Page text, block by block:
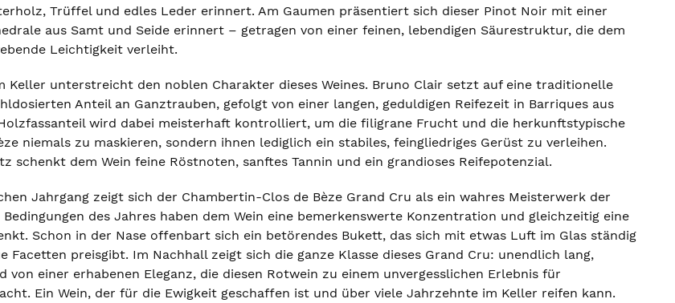
Trüffel und edles Leder erinnert. Am Gaumen präsentiert sich dieser Pinot Noir mit einer
aus Samt und Seide erinnert – getragen von einer feinen, lebendigen Säurestruktur, die dem
Leichtigkeit verleiht.
Keller unterstreicht den noblen Charakter dieses Weines. Bruno Clair setzt auf eine traditionelle
Anteil an Ganztrauben, gefolgt von einer langen, geduldigen Reifezeit in Barriques aus
wird dabei meisterhaft kontrolliert, um die filigrane Frucht und die herkunftstypische
niemals zu maskieren, sondern ihnen lediglich ein stabiles, feingliedriges Gerüst zu verleihen.
schenkt dem Wein feine Röstnoten, sanftes Tannin und ein grandioses Reifepotenzial.
Jahrgang zeigt sich der Chambertin-Clos de Bèze Grand Cru als ein wahres Meisterwerk der
des Jahres haben dem Wein eine bemerkenswerte Konzentration und gleichzeitig eine
Schon in der Nase offenbart sich ein betörendes Bukett, das sich mit etwas Luft im Glas ständig
Facetten preisgibt. Im Nachhall zeigt sich die ganze Klasse dieses Grand Cru: unendlich lang,
von einer erhabenen Eleganz, die diesen Rotwein zu einem unvergesslichen Erlebnis für
Ein Wein, der für die Ewigkeit geschaffen ist und über viele Jahrzehnte im Keller reifen kann.